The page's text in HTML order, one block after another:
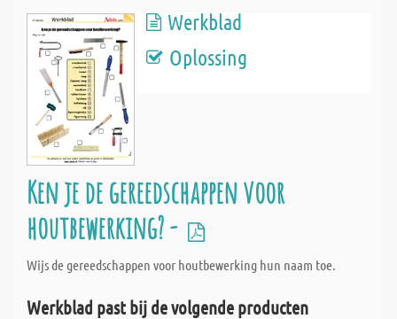
Werkblad
Oplossing
Ken je de gereedschappen voor
houtbewerking? -
Wijs de gereedschappen voor houtbewerking hun naam toe.
Werkblad past bij de volgende producten